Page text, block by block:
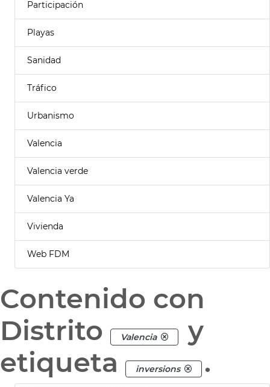
Participación
Playas
Sanidad
Tráfico
Urbanismo
Valencia
Valencia verde
Valencia Ya
Vivienda
Web FDM
Contenido con
Distrito
Valencia
y
etiqueta
inversions .